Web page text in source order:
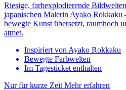
Riesige, farbexplodierende
japanischen Malerin Ayako
bewegte Kunst übersetzt, raumhoch
atmet.
Inspiriert von Ayako Rokkaku
Bewegte Farbwelten
Im Tagesticket enthalten
Nur für kurze Zeit Mehr erfahren